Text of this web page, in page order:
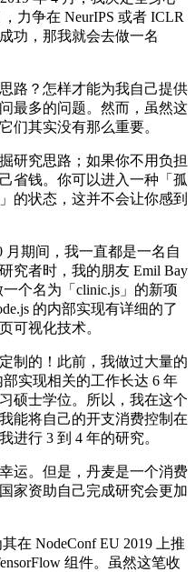
力争在 NeurIPS 或者 ICLR
功，那我就会去做一名
？怎样才能为我自己提供
最多的问题。然而，虽然这
们其实没有那么重要。
究思路；如果你不用负担
省钱。你可以进入一种「孤
的状态，这并不会让你感到
期间，我一直都是一名自
究者时，我的朋友 Emil Bay
个名为「clinic.js」的新项
的内部实现有详细的了
可视化技术。
的！此前，我做过大量的
实现相关的工作长达 6 年
硕士学位。所以，我在这个
能将自己的开支消费控制在
进行 3 到 4 年的研究。
。但是，丹麦是一个消费
家资助自己完成研究会更加
NodeConf EU 2019 上推
组件。虽然这笔收